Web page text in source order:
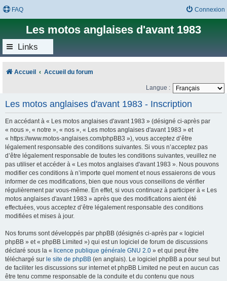
FAQ Connexion
Les motos anglaises d'avant 1983
Links
Accueil Accueil du forum
Langue :
Les motos anglaises d'avant 1983 - Inscription
En accédant à « Les motos anglaises d'avant 1983 » (désigné ci-après par
« nous », « notre », « nos », « Les motos anglaises d'avant 1983 » et
« https://www.motos-anglaises.com/phpBB3 »), vous acceptez d’être
légalement responsable des conditions suivantes. Si vous n’acceptez pas
d’être légalement responsable de toutes les conditions suivantes, veuillez ne
pas utiliser et accéder à « Les motos anglaises d'avant 1983 ». Nous pouvons
modifier ces conditions à n’importe quel moment et nous essaierons de vous
informer de ces modifications, bien que nous vous conseillons de vérifier
régulièrement par vous-même. En effet, si vous continuez à participer à « Les
motos anglaises d'avant 1983 » après que des modifications aient été
effectuées, vous acceptez d’être légalement responsable des conditions
modifiées et mises à jour.
Nos forums sont développés par phpBB (désignés ci-après par « logiciel
phpBB » et « phpBB Limited ») qui est un logiciel de forum de discussions
déclaré sous la « licence publique générale GNU 2.0 » et qui peut être
téléchargé sur le site de phpBB (en anglais). Le logiciel phpBB a pour seul but
de faciliter les discussions sur internet et phpBB Limited ne peut en aucun cas
être tenu comme responsable de la conduite et du contenu que nous